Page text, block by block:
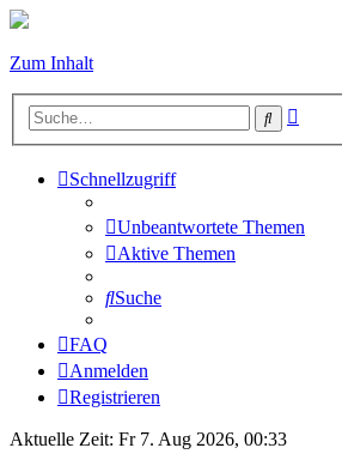
Zum Inhalt
Suche
Schnellzugriff
Unbeantwortete Themen
Aktive Themen
Suche
FAQ
Anmelden
Registrieren
Aktuelle Zeit: Fr 7. Aug 2026, 00:33